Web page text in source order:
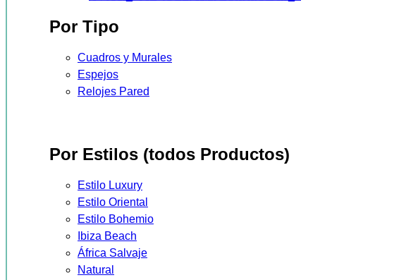
Por Tipo
Cuadros y Murales
Espejos
Relojes Pared
Por Estilos (todos Productos)
Estilo Luxury
Estilo Oriental
Estilo Bohemio
Ibiza Beach
África Salvaje
Natural